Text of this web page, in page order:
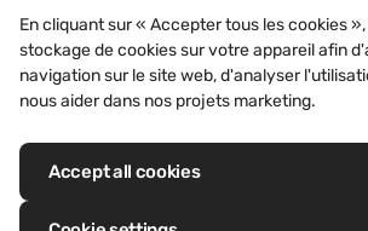
VMZINC
Contacts
Marques déposées : VM Building Solutions®,
ANTHRA-ZINC®, PIGMENTO®, AZENGAR®,
En cliquant sur « Accepter tous les cookies
stockage de cookies sur votre appareil afin
navigation sur le site web, d'analyser
nous aider dans nos projets marketing.
Accept all cookies